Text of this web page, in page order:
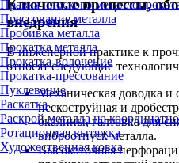
Правка плоского
Прессование металла
Пробивка металла
Прокатка металла
Прокатка-волочение
Прокатка-прессование
Пуклевание
Раскатка
Раскрой металла на
Ротационная вытяжка
Художественная ковка
Ключевые процессы,
внедрения
В инженерной практике к
относят следующие
Механическая доводка и
пескоструйная и
окалины, галтовка для
виброотпуск металла.
Высокоточная